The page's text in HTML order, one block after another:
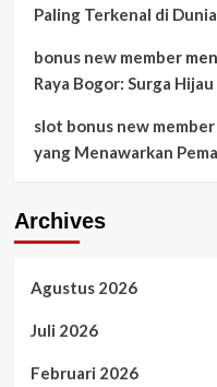
Paling Terkenal di
bonus new member
Raya Bogor: Surga
slot bonus new member
yang Menawarkan
Archives
Agustus 2026
Juli 2026
Februari 2026